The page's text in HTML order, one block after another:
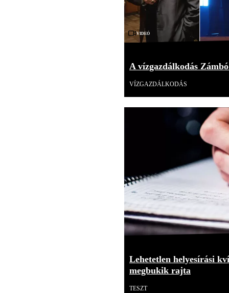
Videó
A vízgazdálkodás
VÍZGAZDÁLKODÁS
Lehetetlen helyesírási
megbukik rajta
TESZT